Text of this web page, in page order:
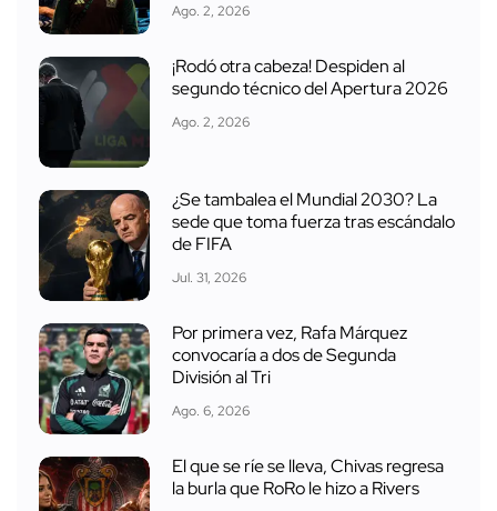
Ago. 2, 2026
¡Rodó otra cabeza! Despiden al
segundo técnico del Apertura 2026
Ago. 2, 2026
¿Se tambalea el Mundial 2030? La
sede que toma fuerza tras escándalo
de FIFA
Jul. 31, 2026
Por primera vez, Rafa Márquez
convocaría a dos de Segunda
División al Tri
Ago. 6, 2026
El que se ríe se lleva, Chivas regresa
la burla que RoRo le hizo a Rivers